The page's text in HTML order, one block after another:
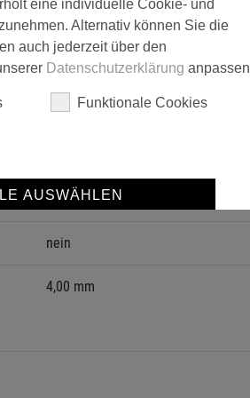
Endlosfaden, der durch die
spritzarm.
Finish.
mit einem
Aqua-Lack
Classic LH-Lack
nein
4,00 mm
eine individuelle Cookie- und
Alternativ können Sie die
auch jederzeit über den
Datenschutzerklärung
Funktionale Cookies
AUSWÄHLEN
SPEICHERN
Details anzeigen